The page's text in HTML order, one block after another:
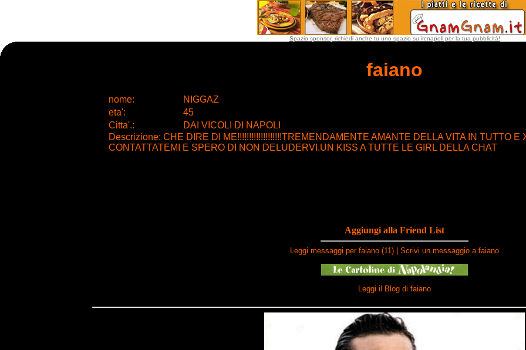
Spazio sponsor, richiedi anche tu uno spazio su ircnapoli per la tua pubblicità!
faiano
nome:
NIGGAZ
eta':
45
Citta'.:
DAI VICOLI DI NAPOLI
Descrizione: CHE DIRE DI ME!!!!!!!!!!!!!!!!!!!TREMENDAMENTE AMANTE DELLA VITA IN TUTTO E
CONTATTATEMI E SPERO DI NON DELUDERVI.UN KISS A TUTTE LE GIRL DELLA CHAT
Aggiungi alla Friend List
Leggi messaggi per faiano (11) Scrivi un messaggio a faiano
Leggi il Blog di faiano